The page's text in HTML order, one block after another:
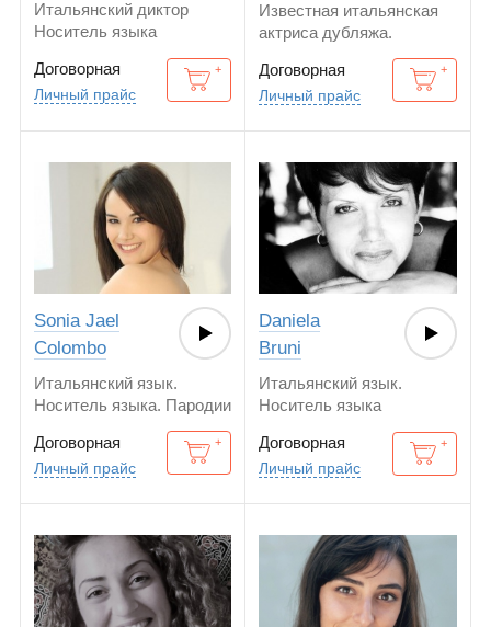
Итальянский диктор
Носитель языка
Договорная
Личный прайс
Известная итальянская
актриса дубляжа.
Договорная
Личный прайс
Sonia Jael
Colombo
Итальянский язык.
Носитель языка. Пародии
Договорная
Личный прайс
Daniela
Bruni
Итальянский язык.
Носитель языка
Договорная
Личный прайс